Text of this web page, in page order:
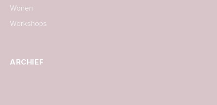
Wonen
Workshops
ARCHIEF